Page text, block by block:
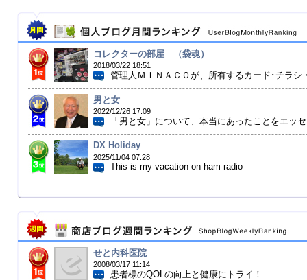
コレクターの部屋 （袋魂）
2018/03/22 18:51
管理人ＭＩＮＡＣＯが、所有するカード･チラ
男と女
2022/12/26 17:09
「男と女」について、本当にあったことをエッ
DX Holiday
2025/11/04 07:28
This is my vacation on ham radio
せと内科医院
2008/03/17 11:14
患者様のQOLの向上と健康にトライ！